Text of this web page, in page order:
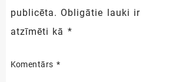
publicēta. Obligātie lauki ir
atzīmēti kā *
Komentārs *